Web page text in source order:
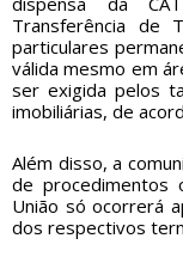
Transferência de
particulares
válida mesmo em
ser exigida pelos
imobiliárias, de
Além disso, a
de procedimentos
União só ocorrerá
dos respectivos